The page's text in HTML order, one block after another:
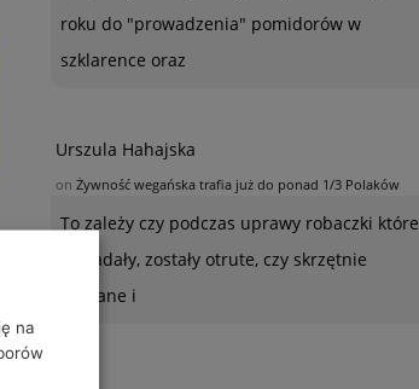
roku do "prowadzenia" pomidorów w
szklarence oraz
Urszula Hahajska
on Żywność wegańska trafia już do ponad 1/3 Polaków
To zależy czy podczas uprawy robaczki które
ją zjadały, zostały otrute, czy skrzętnie
zebrane i
na